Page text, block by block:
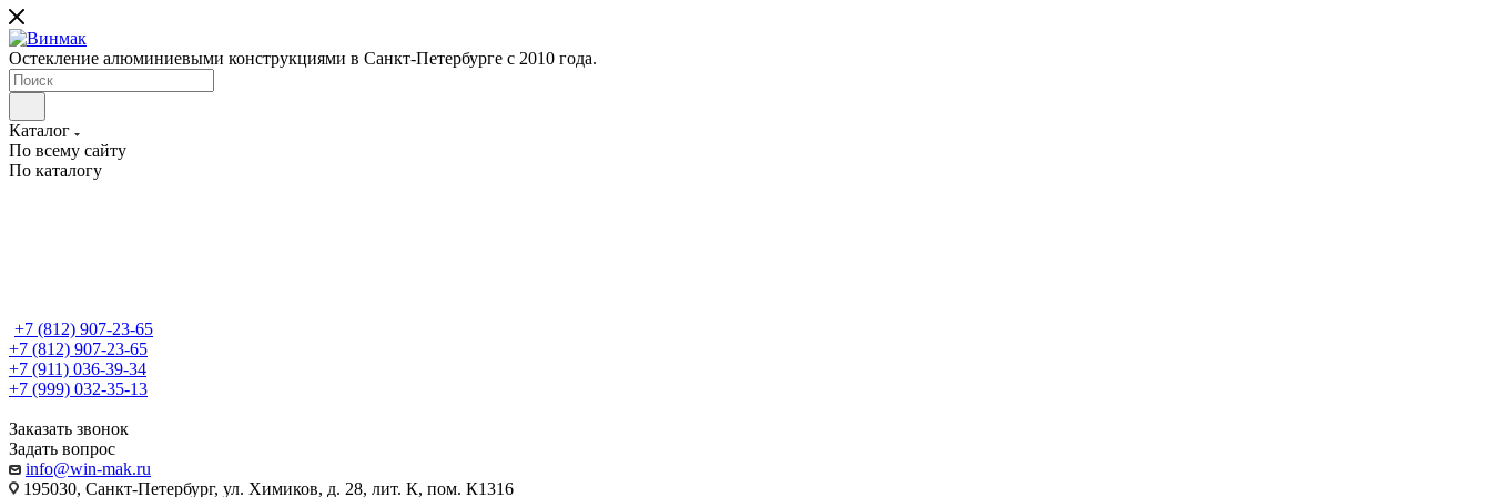
Остекление алюминиевыми конструкциями в Санкт-Петербурге с 2010 года.
Каталог
По всему сайту
По каталогу
+7 (812) 907-23-65
+7 (812) 907-23-65
+7 (911) 036-39-34
+7 (999) 032-35-13
Заказать звонок
Задать вопрос
info@win-mak.ru
195030, Санкт-Петербург, ул. Химиков, д. 28, лит. К, пом. К1316